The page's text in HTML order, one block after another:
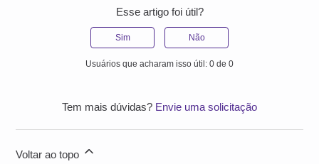
Esse artigo foi útil?
Sim Não
Usuários que acharam isso útil: 0 de 0
Tem mais dúvidas? Envie uma solicitação
Voltar ao topo